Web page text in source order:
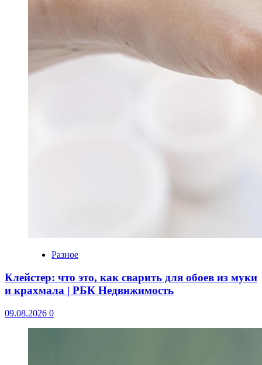
Разное
Клейстер: что это, как сварить для обоев из муки
и крахмала | РБК Недвижимость
09.08.2026 0